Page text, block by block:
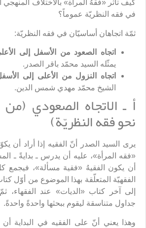
كيف تأثّر «فقهُ المرأة» بالاختلاف المنهجي
في فقه النظريّة عموماً؟
ثمّة اتجاهان أساسيّان في فقه النظريّة:
اتجاه الصعود من الأسفل إلى
يمثّله السيد محمّد باقر الصدر.
اتجاه النزول من الأعلى إلى
الشيخ محمّد مهدي شمس الدين.
أ ـ الاتجاه الصعودي
نحو فقه النظريّة)
يرى السيد الصدر أنّ الفقيه إذا أراد أن
«فقه المرأة»، عليه أن يدرس ـ بدايةً ـ
أن يكون الفقيهُ «فقيهَ مسألة»، فيجمع
الفقهيّة المتعلّقة بهذا الموضوع من أوّل
إلى آخر كتاب «الديات» عند
جداول متناسقة ليقوم ببحثها واحدةً واحدةً.
وهذا يعني أنّ على الفقيه في البداية